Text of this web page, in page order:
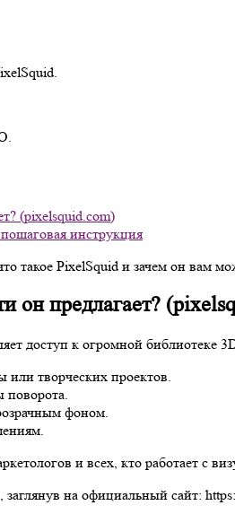
(pixelsquid.com)
инструкция
такое PixelSquid и зачем он вам
он предлагает?
доступ к огромной
или творческих проектов.
поворота.
фоном.
и всех, кто работает с
на официальный сайт: